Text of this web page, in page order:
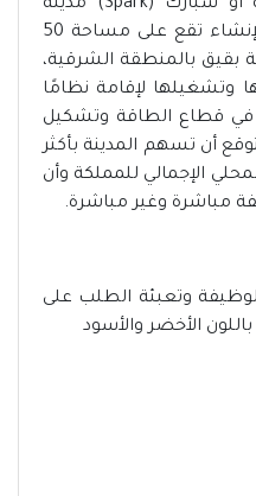
مدينة الملك سلمان للطاقة أو سبارك (Spark) مدينة
سعودية صناعية حديثة قيد الإنشاء تقع على مساحة 50
بقيق بالمنطقة الشرقية،
وتشغيلها لإقامة نظامًا
في قطاع الطاقة وتشكيل
أن تسهم المدينة بأكثر
المحلي الإجمالي للمملكة وأن
الوظيفة وتعبئة الطلب على
الأخضر والأسود